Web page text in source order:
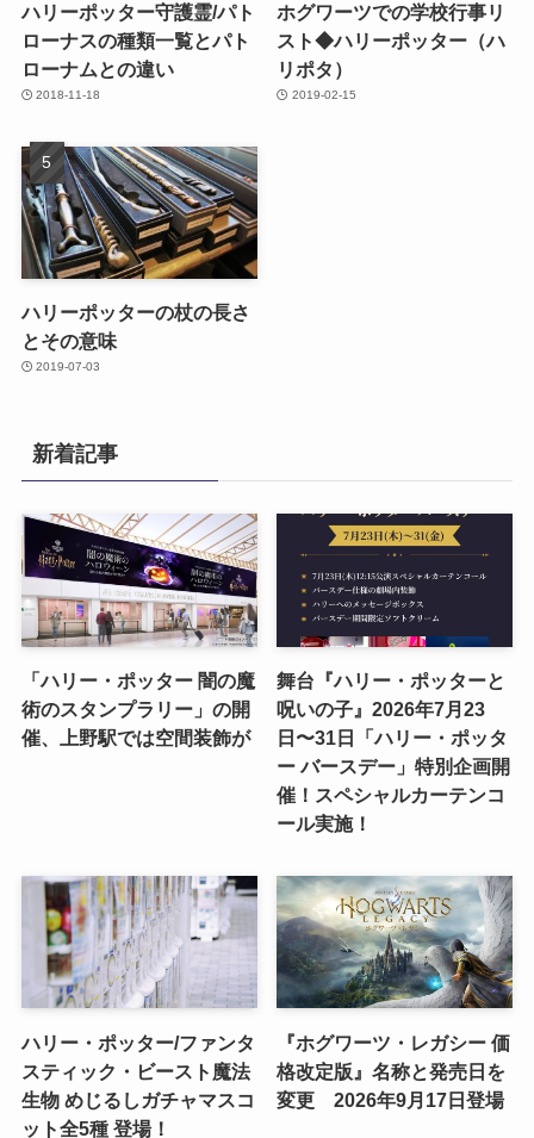
ハリーポッター守護霊/パト
ローナスの種類一覧とパト
ローナムとの違い
2018-11-18
ホグワーツでの学校行事リ
スト◆ハリーポッター（ハ
リポタ）
2019-02-15
ハリーポッターの杖の長さ
とその意味
2019-07-03
新着記事
「ハリー・ポッター 闇の魔
術のスタンプラリー」の開
催、上野駅では空間装飾が
舞台『ハリー・ポッターと
呪いの子』2026年7月23
日〜31日「ハリー・ポッタ
ー バースデー」特別企画開
催！スペシャルカーテンコ
ール実施！
ハリー・ポッター/ファンタ
スティック・ビースト魔法
生物 めじるしガチャマスコ
ット全5種 登場！
『ホグワーツ・レガシー 価
格改定版』名称と発売日を
変更 2026年9月17日登場